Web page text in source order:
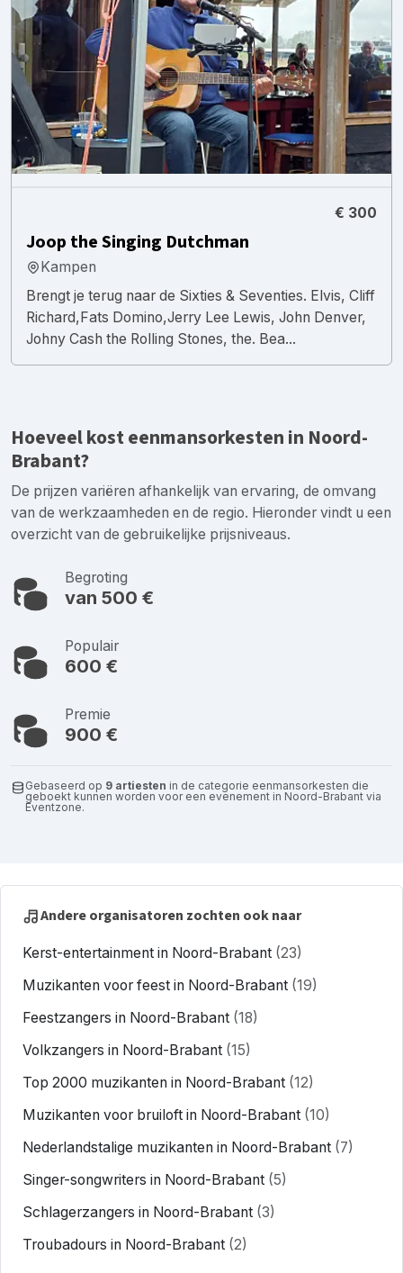
€ 300
Joop the Singing Dutchman
Kampen
Brengt je terug naar de Sixties & Seventies. Elvis, Cliff
Richard,Fats Domino,Jerry Lee Lewis, John Denver,
Johny Cash the Rolling Stones, the. Bea...
Hoeveel kost eenmansorkesten in Noord-
Brabant?
De prijzen variëren afhankelijk van ervaring, de omvang
van de werkzaamheden en de regio. Hieronder vindt u een
overzicht van de gebruikelijke prijsniveaus.
Begroting
van 500 €
Populair
600 €
Premie
900 €
Gebaseerd op 9 artiesten in de categorie eenmansorkesten die
geboekt kunnen worden voor een evenement in Noord-Brabant via
Eventzone.
Andere organisatoren zochten ook naar
Kerst-entertainment in Noord-Brabant (23)
Muzikanten voor feest in Noord-Brabant (19)
Feestzangers in Noord-Brabant (18)
Volkzangers in Noord-Brabant (15)
Top 2000 muzikanten in Noord-Brabant (12)
Muzikanten voor bruiloft in Noord-Brabant (10)
Nederlandstalige muzikanten in Noord-Brabant (7)
Singer-songwriters in Noord-Brabant (5)
Schlagerzangers in Noord-Brabant (3)
Troubadours in Noord-Brabant (2)